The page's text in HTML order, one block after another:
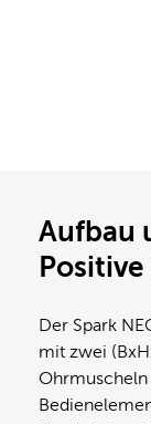
Aufbau
Der Spark
mit zwei